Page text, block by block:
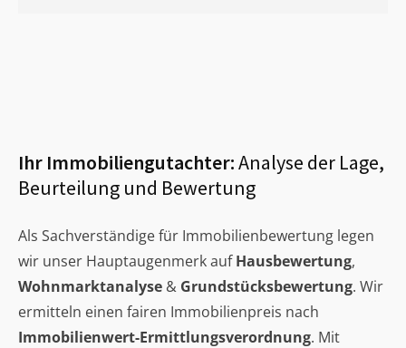
Ihr Immobiliengutachter:Analyse der Lage,
Beurteilung und Bewertung
Als Sachverständige für Immobilienbewertung legen
wir unser Hauptaugenmerk aufHausbewertung,
Wohnmarktanalyse & Grundstücksbewertung. Wir
ermitteln einen fairen Immobilienpreis nach
Immobilienwert-Ermittlungsverordnung. Mit